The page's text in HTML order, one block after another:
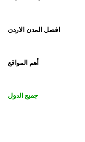
افضل المدن الاردن
أهم المواقع
جميع الدول